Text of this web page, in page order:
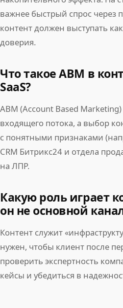
важнее быстрый спрос через
контент должен выступать
доверия.
Что такое ABM в
SaaS?
ABM (Account Based
входящего потока, а выбор
с понятными признаками
CRM Битрикс24 и отдела
на ЛПР.
Какую роль играет
он не основной
Контент служит
нужен, чтобы клиент после
проверить экспертность
кейсы и убедиться в